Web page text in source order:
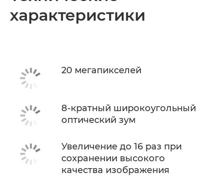
характеристики
20 мегапикселей
8-кратный широкоугольный
оптический зум
Увеличение до 16 раз при
сохранении высокого
качества изображения